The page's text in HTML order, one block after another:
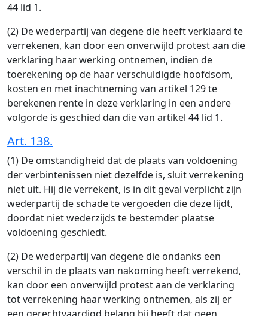
44 lid 1.
(2) De wederpartij van degene die heeft verklaard te
verrekenen, kan door een onverwijld protest aan die
verklaring haar werking ontnemen, indien de
toerekening op de haar verschuldigde hoofdsom,
kosten en met inachtneming van artikel 129 te
berekenen rente in deze verklaring in een andere
volgorde is geschied dan die van artikel 44 lid 1.
Art. 138.
(1) De omstandigheid dat de plaats van voldoening
der verbintenissen niet dezelfde is, sluit verrekening
niet uit. Hij die verrekent, is in dit geval verplicht zijn
wederpartij de schade te vergoeden die deze lijdt,
doordat niet wederzijds te bestemder plaatse
voldoening geschiedt.
(2) De wederpartij van degene die ondanks een
verschil in de plaats van nakoming heeft verrekend,
kan door een onverwijld protest aan de verklaring
tot verrekening haar werking ontnemen, als zij er